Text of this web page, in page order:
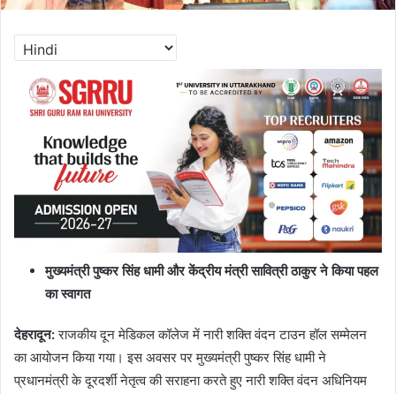
मुख्यमंत्री पुष्कर सिंह धामी और केंद्रीय मंत्री सावित्री ठाकुर ने किया पहल
का स्वागत
देहरादून:राजकीय दून मेडिकल कॉलेज में नारी शक्ति वंदन टाउन हॉल सम्मेलन
का आयोजन किया गया। इस अवसर पर मुख्यमंत्री पुष्कर सिंह धामी ने
प्रधानमंत्री के दूरदर्शी नेतृत्व की सराहना करते हुए नारी शक्ति वंदन अधिनियम